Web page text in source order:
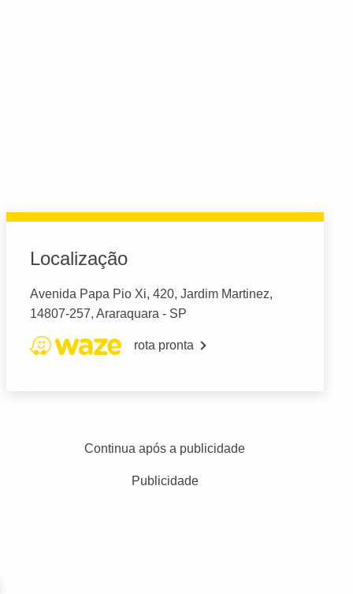
Localização
Avenida Papa Pio Xi, 420, Jardim Martinez,
14807-257, Araraquara - SP
rota pronta
Continua após a publicidade
Publicidade